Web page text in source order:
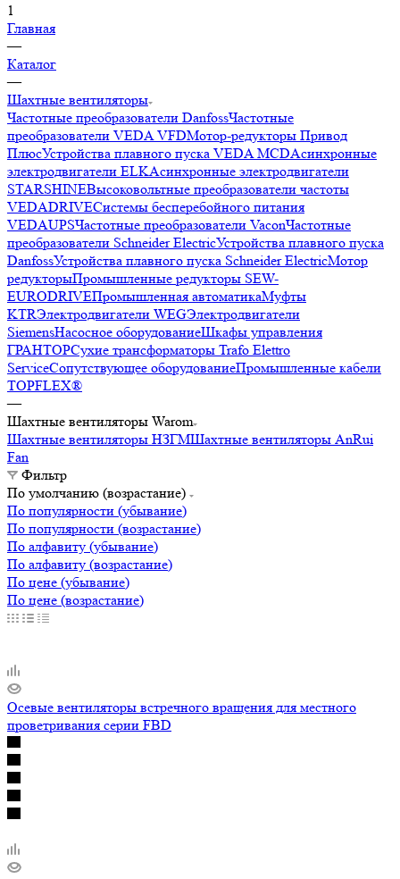
1
Главная
—
Каталог
—
Шахтные вентиляторы
Частотные преобразователи DanfossЧастотные
преобразователи VEDA VFDМотор-редукторы Привод
ПлюсУстройства плавного пуска VEDA MCDАсинхронные
электродвигатели ELKАсинхронные электродвигатели
STARSHINEВысоковольтные преобразователи частоты
VEDADRIVEСистемы бесперебойного питания
VEDAUPSЧастотные преобразователи VaconЧастотные
преобразователи Schneider ElectricУстройства плавного пуска
DanfossУстройства плавного пуска Schneider ElectricМотор
редукторыПромышленные редукторы SEW-
EURODRIVEПромышленная автоматикаМуфты
KTRЭлектродвигатели WEGЭлектродвигатели
SiemensНасосное оборудованиеШкафы управления
ГРАНТОРСухие трансформаторы Trafo Elettro
ServiceСопутствующее оборудованиеПромышленные кабели
TOPFLEX®
—
Шахтные вентиляторы Warom
Шахтные вентиляторы НЗГМШахтные вентиляторы AnRui
Fan
Фильтр
По умолчанию (возрастание)
По популярности (убывание)
По популярности (возрастание)
По алфавиту (убывание)
По алфавиту (возрастание)
По цене (убывание)
По цене (возрастание)
Осевые вентиляторы встречного вращения для местного
проветривания серии FBD